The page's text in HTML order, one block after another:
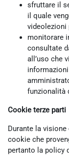
sfruttare il
il quale
videolezioni
monitorare
consultate
all’uso che
funzionalità
Cookie terze parti
Durante la
cookie che
pertanto la policy